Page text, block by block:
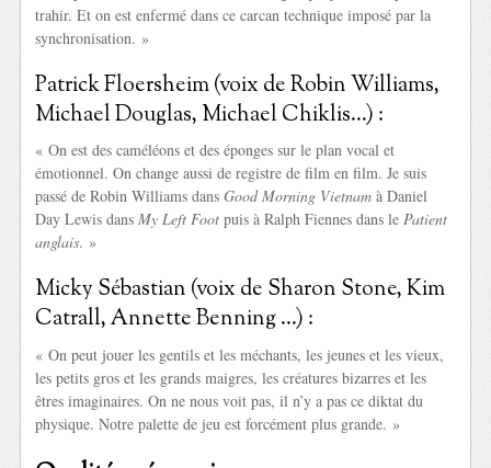
trahir. Et on est enfermé dans ce carcan technique imposé par la
synchronisation. »
Patrick Floersheim (voix de Robin Williams,
Michael Douglas, Michael Chiklis…) :
« On est des caméléons et des éponges sur le plan vocal et
émotionnel. On change aussi de registre de film en film. Je suis
passé de Robin Williams dansGood Morning Vietnam à Daniel
Day Lewis dansMy Left Foot puis à Ralph Fiennes dans lePatient
anglais. »
Micky Sébastian (voix de Sharon Stone, Kim
Catrall, Annette Benning …) :
« On peut jouer les gentils et les méchants, les jeunes et les vieux,
les petits gros et les grands maigres, les créatures bizarres et les
êtres imaginaires. On ne nous voit pas, il n’y a pas ce diktat du
physique. Notre palette de jeu est forcément plus grande. »